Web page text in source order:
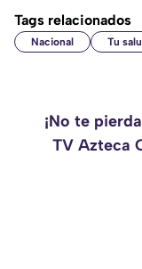
Tags relacionados
Nacional Tu
¡No te
TV Azteca